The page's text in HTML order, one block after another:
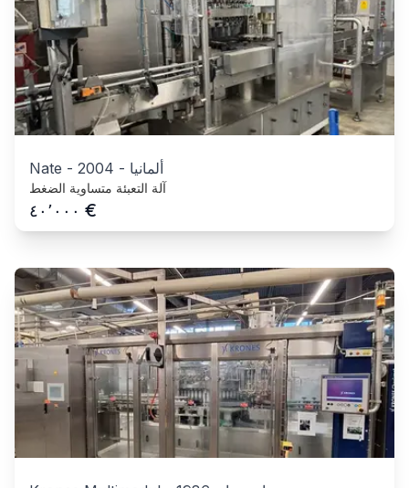
Nate - 2004 - ألمانيا
آلة التعبئة متساوية الضغط
٤٠٬٠٠٠ €